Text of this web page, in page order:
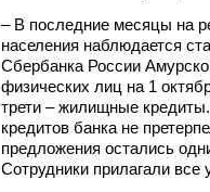
– В последние месяцы на
населения наблюдается
Сбербанка России
физических лиц на 1
трети – жилищные
кредитов банка не
предложения остались
Сотрудники прилагали